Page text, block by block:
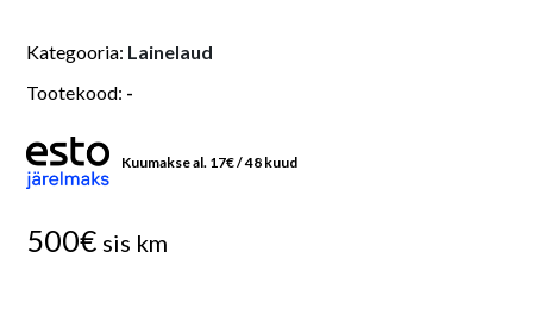
Kuumakse al. 17€/ 48 kuud
500€ sis km
Tootekood: -
Kategooria: Lainelaud